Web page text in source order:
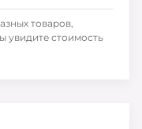
товаров,
увидите стоимость